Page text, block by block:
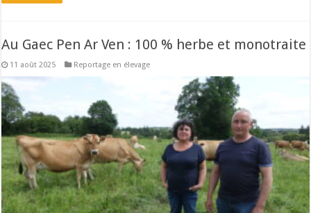
Au Gaec Pen Ar Ven : 100 % herbe et monotraite
11 août 2025 Reportage en élevage